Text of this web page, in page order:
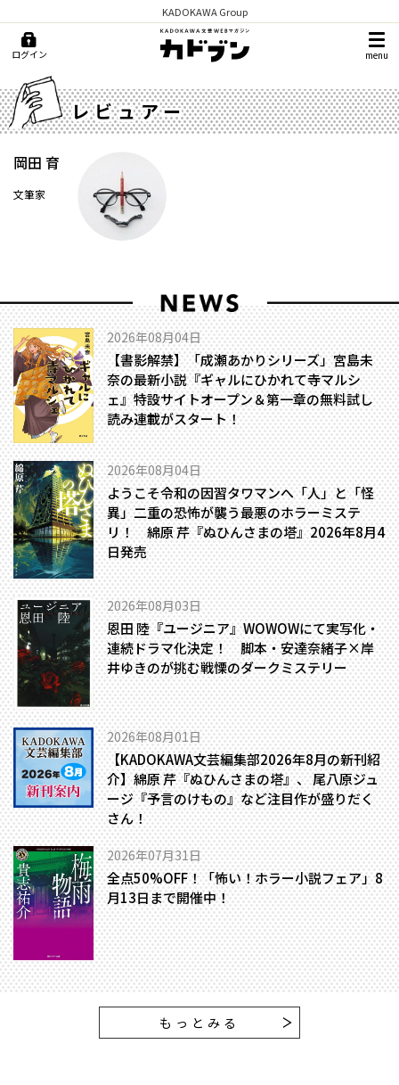
KADOKAWA Group
ログイン menu
レビュアー
岡田 育
文筆家
2026年08月04日
【書影解禁】「成瀬あかりシリーズ」宮島未
奈の最新小説『ギャルにひかれて寺マルシ
ェ』特設サイトオープン＆第一章の無料試し
読み連載がスタート！
2026年08月04日
ようこそ令和の因習タワマンへ――「人」と「怪
異」二重の恐怖が襲う最悪のホラーミステ
リ！ 綿原 芹『ぬひんさまの塔』2026年8月4
日発売
2026年08月03日
恩田 陸『ユージニア』WOWOWにて実写化・
連続ドラマ化決定！ 脚本・安達奈緒子×岸
井ゆきのが挑む戦慄のダークミステリー
2026年08月01日
【KADOKAWA文芸編集部2026年8月の新刊紹
介】綿原 芹『ぬひんさまの塔』、 尾八原ジュ
ージ『予言のけもの』など注目作が盛りだく
さん！
2026年07月31日
全点50%OFF！「怖い！ホラー小説フェア」8
月13日まで開催中！
もっとみる